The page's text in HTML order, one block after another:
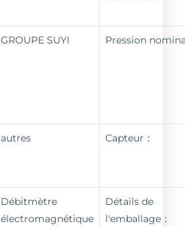
GROUPE SUYI Pression
autres Capteur：
Débitmètre
électromagnétique
Détails de
l'emballage：